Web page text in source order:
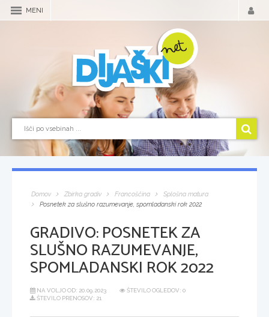
MENI
Domov Zbirka gradiv Francoščina
Splošna matura
Posnetek za slušno razumevanje, spomladanski rok 2022
GRADIVO:POSNETEK ZA
SLUŠNO RAZUMEVANJE,
SPOMLADANSKI ROK 2022
NA VOLJO OD: 20.09.2023
ŠTEVILO OGLEDOV: 0
ŠTEVILO PRENOSOV: 21